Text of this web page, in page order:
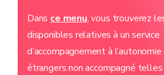
Dans ce menu, vous trouverez
disponibles relatives à un service
d’accompagnement à
étrangers non accompagné